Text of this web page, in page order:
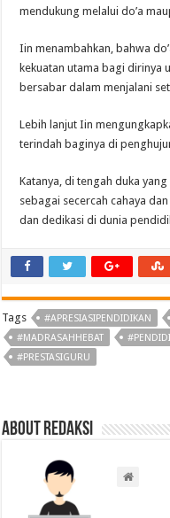
mendukung melalui do’a
Iin menambahkan, bahwa
kekuatan utama bagi dirinya
bersabar dalam menjalani
Lebih lanjut Iin
terindah baginya di
Katanya, di tengah duka
sebagai secercah cahaya
dan dedikasi di dunia
Tags #APRESIASIPENDIDIKAN
#MADRASAHHEBAT
#PRESTASIGURU
About Redaksi